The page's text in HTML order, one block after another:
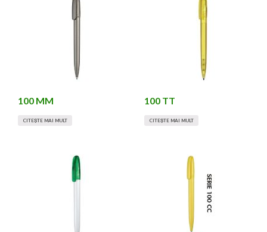
100 MM
CITEȘTE MAI MULT
100 TT
CITEȘTE MAI MULT